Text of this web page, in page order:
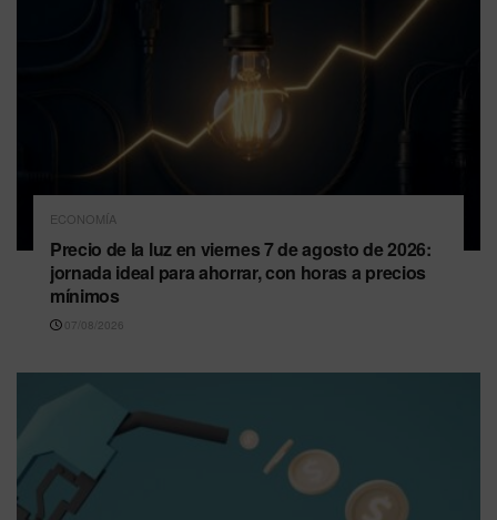
ECONOMÍA
Precio de la luz en viernes 7 de agosto de 2026:
jornada ideal para ahorrar, con horas a precios
mínimos
07/08/2026